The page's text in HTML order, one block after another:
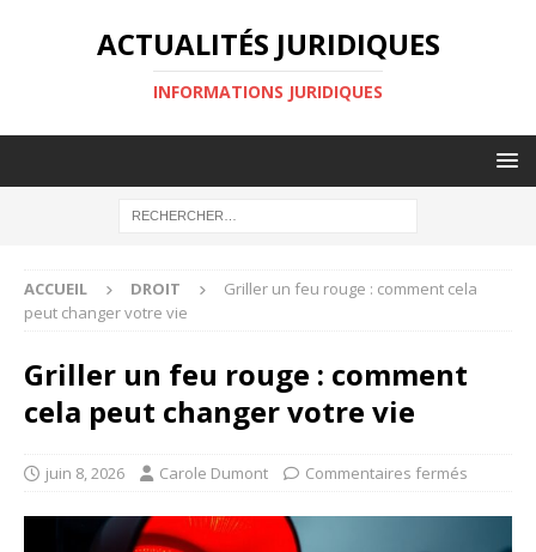
ACTUALITÉS JURIDIQUES
INFORMATIONS JURIDIQUES
ACCUEIL DROIT
Griller un feu rouge : comment cela
peut changer votre vie
Griller un feu rouge : comment
cela peut changer votre vie
juin 8, 2026 Carole Dumont Commentaires fermés